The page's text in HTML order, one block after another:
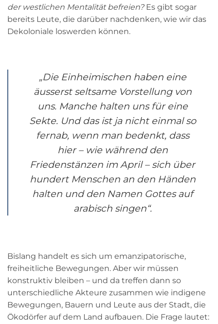
der westlichen Mentalität befreien?Es gibt sogar
bereits Leute, die darüber nachdenken, wie wir das
Dekoloniale loswerden können.
„Die Einheimischen haben eine
äusserst seltsame Vorstellung von
uns. Manche halten uns für eine
Sekte. Und das ist ja nicht einmal so
fernab, wenn man bedenkt, dass
hier – wie während den
Friedenstänzen im April – sich über
hundert Menschen an den Händen
halten und den Namen Gottes auf
arabisch singen“.
Bislang handelt es sich um emanzipatorische,
freiheitliche Bewegungen. Aber wir müssen
konstruktiv bleiben – und da treffen dann so
unterschiedliche Akteure zusammen wie indigene
Bewegungen, Bauern und Leute aus der Stadt, die
Ökodörfer auf dem Land aufbauen. Die Frage lautet: